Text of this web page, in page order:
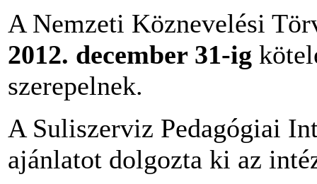
A Nemzeti Köznevelési
2012. december 31-ig
szerepelnek.
A Suliszerviz Pedagógiai
ajánlatot dolgozta ki az